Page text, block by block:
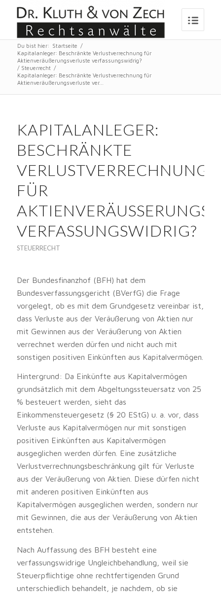
Du bist hier: Startseite
/
Kapitalanleger: Beschränkte Verlustverrechnung für
Aktienveräußerungsverluste verfassungswidrig?
/ Steuerrecht /
Kapitalanleger: Beschränkte Verlustverrechnung für
Aktienveräußerungsverluste ver...
KAPITALANLEGER:
BESCHRÄNKTE
VERLUSTVERRECHNUNG
FÜR
ERFASSUNGSWIDRIG?
STEUERRECHT
Der Bundesfinanzhof (BFH) hat dem
Bundesverfassungsgericht (BVerfG) die Frage
vorgelegt, ob es mit dem Grundgesetz vereinbar ist,
dass Verluste aus der Veräußerung von Aktien nur
mit Gewinnen aus der Veräußerung von Aktien
verrechnet werden dürfen und nicht auch mit
sonstigen positiven Einkünften aus Kapitalvermögen.
Hintergrund: Da Einkünfte aus Kapitalvermögen
grundsätzlich mit dem Abgeltungssteuersatz von 25
% besteuert werden, sieht das
Einkommensteuergesetz (§ 20 EStG) u. a. vor, dass
Verluste aus Kapitalvermögen nur mit sonstigen
positiven Einkünften aus Kapitalvermögen
ausgeglichen werden dürfen. Eine zusätzliche
Verlustverrechnungsbeschränkung gilt für Verluste
aus der Veräußerung von Aktien. Diese dürfen nicht
mit anderen positiven Einkünften aus
Kapitalvermögen ausgeglichen werden, sondern nur
mit Gewinnen, die aus der Veräußerung von Aktien
entstehen.
Nach Auffassung des BFH besteht eine
verfassungswidrige Ungleichbehandlung, weil sie
Steuerpflichtige ohne rechtfertigenden Grund
unterschiedlich behandelt, je nachdem, ob sie